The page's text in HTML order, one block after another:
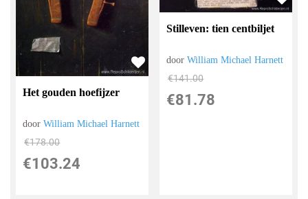
Het gouden hoefijzer
doorWilliam Michael Harnett
€178.00
€103.24
Stilleven: tien centbiljet
doorWilliam Michael Harnett
€141.00
€81.78